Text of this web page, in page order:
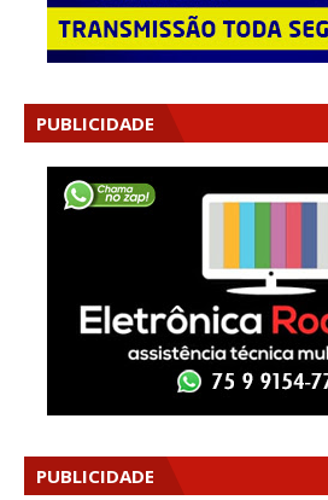
PUBLICIDADE
PUBLICIDADE